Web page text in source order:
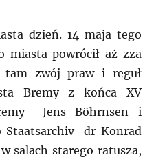
dzień. 14 maja tego
miasta powrócił aż zza
tam zwój praw i reguł
Bremy z końca XV
Jens Böhrnsen i
Staatsarchiv dr Konrad
salach starego ratusza,